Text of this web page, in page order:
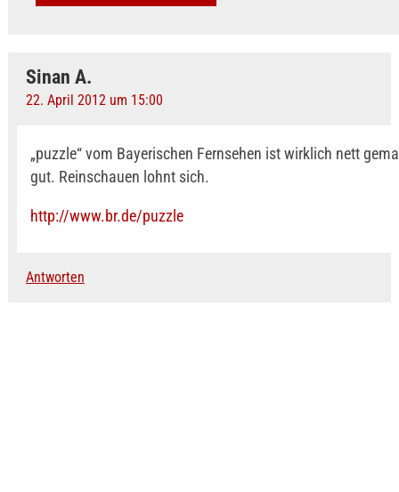
Sinan A.
22. April 2012 um 15:00
„puzzle“ vom Bayerischen Fernsehen ist wirklich nett
gut. Reinschauen lohnt sich.
http://www.br.de/puzzle
Antworten